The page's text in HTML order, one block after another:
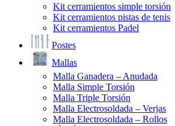
Kit cerramientos simple torsión
Kit cerramientos pistas de tenis
Kit cerramientos Padel
Postes
Mallas
Malla Ganadera – Anudada
Malla Simple Torsión
Malla Triple Torsión
Malla Electrosoldada – Verjas
Malla Electrosoldada – Rollos